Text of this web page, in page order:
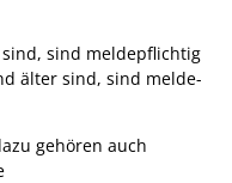
sind meldepflichtig
älter sind, sind melde-
gehören auch